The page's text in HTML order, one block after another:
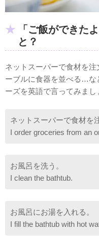
「ご飯ができた
と？
ネットスーパーで食材を
ーブルに食器を並べる…な
ーズを英語で言ってみまし
ネットスーパーで食材を
I order groceries from an
お風呂を洗う。
I clean the bathtub.
お風呂にお湯を入れる。
I fill the bathtub with hot